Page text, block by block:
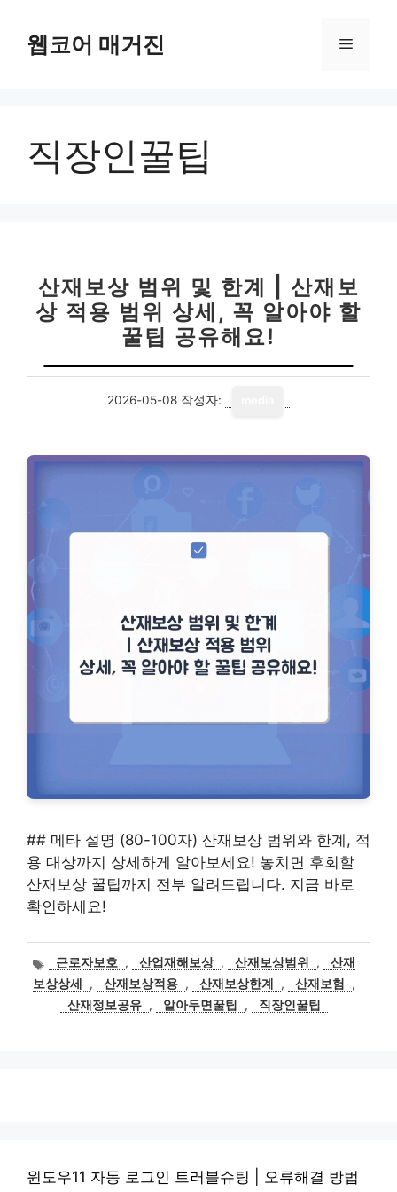
웹코어 매거진 메
직장인꿀팁
산재보상 범위 및 한계 | 산재보
상 적용 범위 상세, 꼭 알아야 할
꿀팁 공유해요!
2026-05-08 작성자:
## 메타 설명 (80-100자) 산재보상 범위와 한계, 적
용 대상까지 상세하게 알아보세요! 놓치면 후회할
산재보상 꿀팁까지 전부 알려드립니다. 지금 바로
확인하세요!
태
그
근로자보호 , 산업재해보상 , 산재보상범위 ,
산재
보상상세
, 산재보상적용 , 산재보상한계 , 산재보험
,
산재정보공유 , 알아두면꿀팁 , 직장인꿀팁
윈도우11 자동 로그인 트러블슈팅 | 오류해결 방법